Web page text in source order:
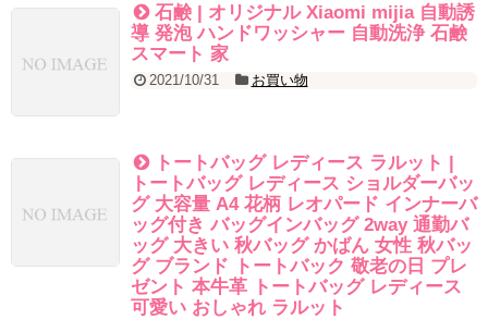
石鹸 | オリジナル Xiaomi mijia 自動誘
導 発泡 ハンドワッシャー 自動洗浄 石鹸
スマート 家
2021/10/31 お買い物
トートバッグ レディース ラルット |
トートバッグ レディース ショルダーバッ
グ 大容量 A4 花柄 レオパード インナーバ
ッグ付き バッグインバッグ 2way 通勤バ
ッグ 大きい 秋バッグ かばん 女性 秋バッ
グ ブランド トートバック 敬老の日 プレ
ゼント 本牛革 トートバッグ レディース
可愛い おしゃれ ラルット